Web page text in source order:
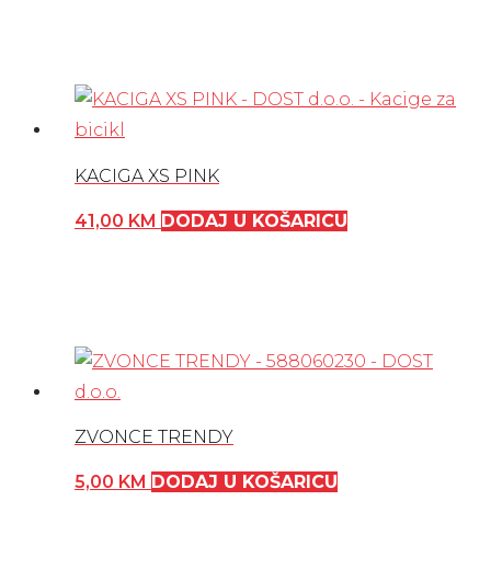
KACIGA XS PINK
41,00 KM DODAJ U KOŠARICU
ZVONCE TRENDY
5,00 KM DODAJ U KOŠARICU